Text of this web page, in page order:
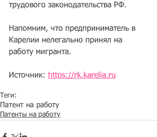
трудового законодательства РФ.
Напомним, что предприниматель в
Карелии нелегально принял на
работу мигранта.
Источник: https://rk.karelia.ru
Теги:
Патент на работу
Патенты на работу